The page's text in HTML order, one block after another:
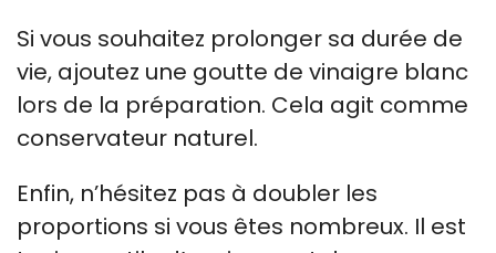
Si vous souhaitez prolonger sa durée de
vie, ajoutez une goutte de vinaigre blanc
lors de la préparation. Cela agit comme
conservateur naturel.
Enfin, n’hésitez pas à doubler les
proportions si vous êtes nombreux. Il est